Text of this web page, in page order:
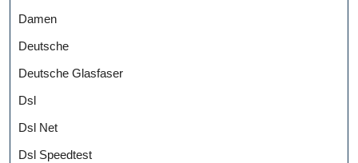
Damen
Deutsche
Deutsche Glasfaser
Dsl
Dsl Net
Dsl Speedtest